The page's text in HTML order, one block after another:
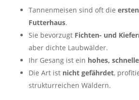
Tannenmeisen sind oft die
Futterhaus.
Sie bevorzugt Fichten- und
aber dichte Laubwälder.
Ihr Gesang ist ein hohes,
Die Art ist nicht gefährdet,
strukturreichen Wäldern.